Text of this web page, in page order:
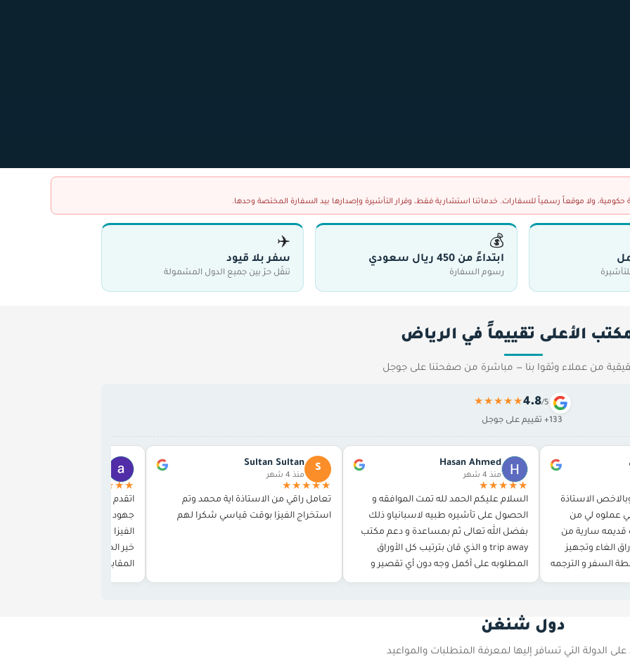
ولا موقعاً رسمياً للسفارات. خدماتنا استشارية فقط، وقرار التأشيرة وإصدارها بيد السفارة المختصة وحدها.
💰
ابتداءً من 450 ريال سعودي
رسوم السفارة
✈️
سفر بلا قيود
تنقّل حرّ بين جميع الدول المشمولة
الأعلى تقييماً في الرياض
من عملاء وثقوا بنا — مباشرة من صفحتنا على جوجل
4.8/5
★★★★★
133+ تقييم على جوجل
الاستاذة
عملوه لي من
قديمه سارية من
الغاء وتجهيز
السفر و الترجمه
Hasan Ahmed
منذ 4 شهر
★★★★★
السلام عليكم الحمد لله تمت الموافقه و
الحصول على تأشيره طبيه لاسبانياو ذلك
بفضل الله تعالى ثم بمساعدة و دعم مكتب
trip away و الذي قان بترتيب كل الأوراق
المطلوبه على أكمل وجه دون أي تقصير و
توجيهي بكل ما…
S
Sultan Sultan
منذ 4 شهر
★★★★★
تعامل راقي من الاستاذة اية محمد وتم
استخراج الفيزا بوقت قياسي شكرا لهم
★★★★★
اتقدم اليكم بشكري وتقديري على
جهود رائعة في مساعدتي في
الفيزا منذ اول لقاء مع الاستاذة اية
خير الجزاء وحتى إتمام كافة
المقابلة واشكركم ايضا على
والاطمئنان على المقابلة…
دول شنغن
الدولة التي تسافر إليها لمعرفة المتطلبات والمواعيد